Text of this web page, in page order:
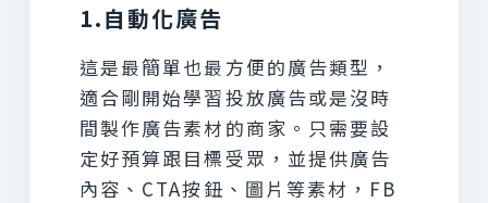
1.自動化廣告
這是最簡單也最方便的廣告類型，
適合剛開始學習投放廣告或是沒時
間製作廣告素材的商家。只需要設
定好預算跟目標受眾，並提供廣告
內容、CTA按鈕、圖片等素材，FB